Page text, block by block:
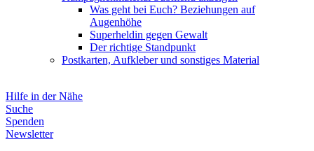
Was geht bei Euch? Beziehungen auf
Augenhöhe
Superheldin gegen Gewalt
Der richtige Standpunkt
Postkarten, Aufkleber und sonstiges Material
Hilfe in der Nähe
Suche
Spenden
Newsletter